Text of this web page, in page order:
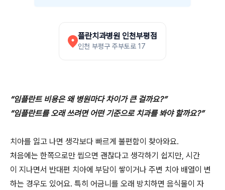
플란치과병원 인천부평점
인천 부평구 주부토로 17
“임플란트 비용은 왜 병원마다 차이가 큰 걸까요?”
“임플란트를 오래 쓰려면 어떤 기준으로 치과를 봐야 할까요?”
치아를 잃고 나면 생각보다 빠르게 불편함이 찾아와요.
처음에는 한쪽으로만 씹으면 괜찮다고 생각하기 쉽지만, 시간
이 지나면서 반대편 치아에 부담이 쌓이거나 주변 치아 배열이 변
하는 경우도 있어요. 특히 어금니를 오래 방치하면 음식물이 자